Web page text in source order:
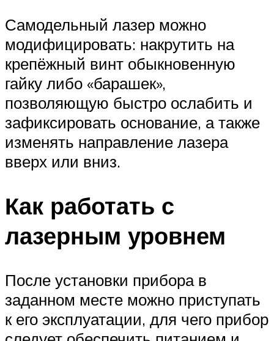
Самодельный лазер можно
модифицировать: накрутить на
крепёжный винт обыкновенную
гайку либо «барашек»,
позволяющую быстро ослабить и
зафиксировать основание, а также
изменять направление лазера
вверх или вниз.
Как работать с
лазерным уровнем
После установки прибора в
заданном месте можно приступать
к его эксплуатации, для чего прибор